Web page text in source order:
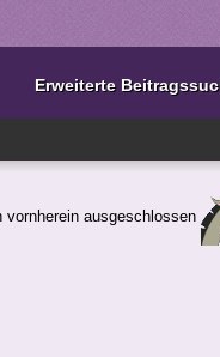
Erweiterte
ausgeschlossen